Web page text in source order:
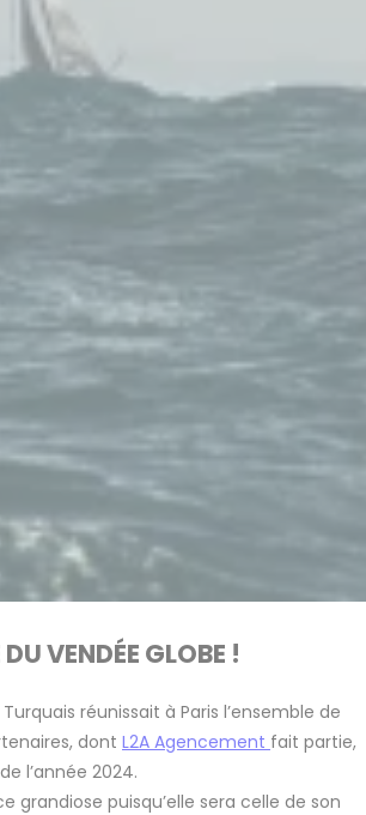
VENDÉE GLOBE !
réunissait à Paris l’ensemble de
dont L2A Agencement fait partie,
l’année 2024.
grandiose puisqu’elle sera celle de son